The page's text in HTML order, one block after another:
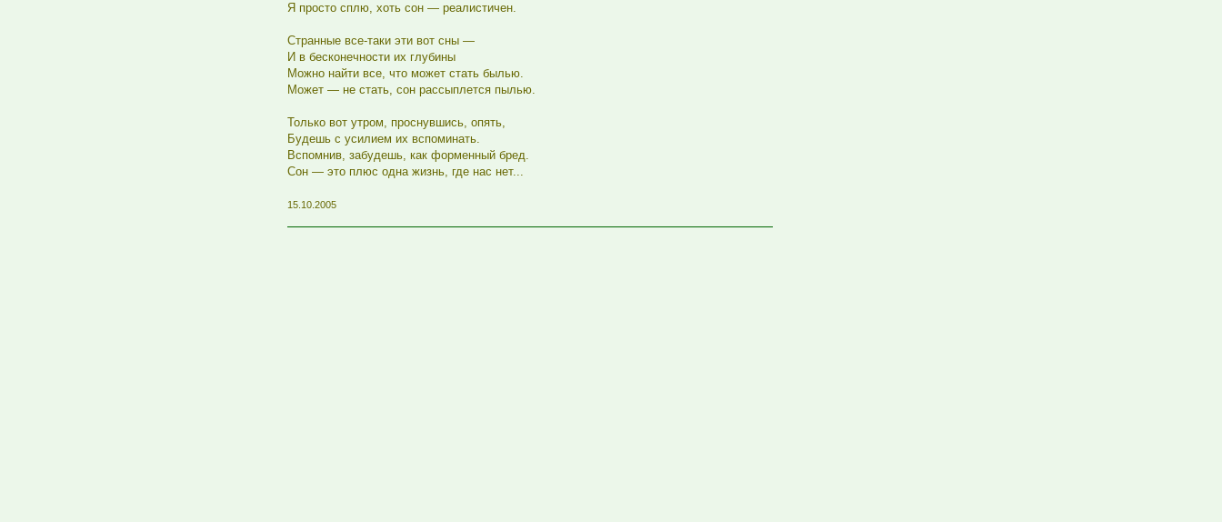
Я просто сплю, хоть сон — реалистичен.
Странные все-таки эти вот сны —
И в бесконечности их глубины
Можно найти все, что может стать былью.
Может — не стать, сон рассыплется пылью.
Только вот утром, проснувшись, опять,
Будешь с усилием их вспоминать.
Вспомнив, забудешь, как форменный бред.
Сон — это плюс одна жизнь, где нас нет...
15.10.2005